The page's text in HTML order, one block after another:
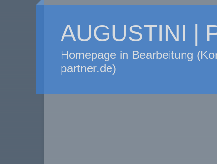
AUGUSTINI |
Homepage in Bearbeitung
partner.de)